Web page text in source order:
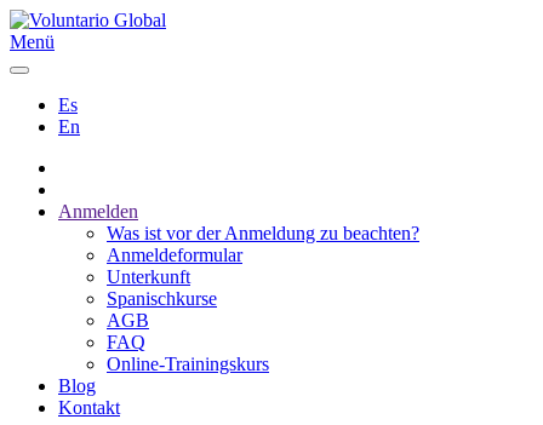
Menü
Es
En
Anmelden
Was ist vor der Anmeldung zu beachten?
Anmeldeformular
Unterkunft
Spanischkurse
AGB
FAQ
Online-Trainingskurs
Blog
Kontakt